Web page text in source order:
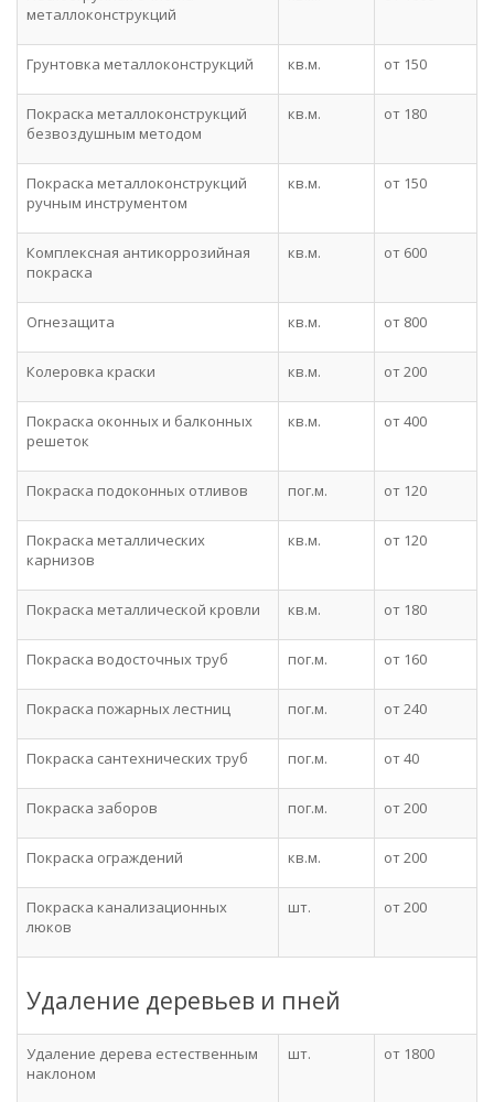
металлоконструкций
Грунтовка металлоконструкций кв.м. от 150
Покраска металлоконструкций
безвоздушным методом
кв.м. от 180
Покраска металлоконструкций
ручным инструментом
кв.м. от 150
Комплексная антикоррозийная
покраска
кв.м. от 600
Огнезащита кв.м. от 800
Колеровка краски кв.м. от 200
Покраска оконных и балконных
решеток
кв.м. от 400
Покраска подоконных отливов пог.м. от 120
Покраска металлических
карнизов
кв.м. от 120
Покраска металлической кровли кв.м. от 180
Покраска водосточных труб пог.м. от 160
Покраска пожарных лестниц пог.м. от 240
Покраска сантехнических труб пог.м. от 40
Покраска заборов пог.м. от 200
Покраска ограждений кв.м. от 200
Покраска канализационных
люков
шт. от 200
Удаление деревьев и пней
Удаление дерева естественным
наклоном
шт. от 1800